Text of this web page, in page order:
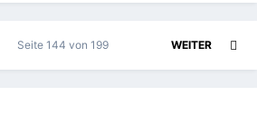
WEITER
Seite 144 von 199